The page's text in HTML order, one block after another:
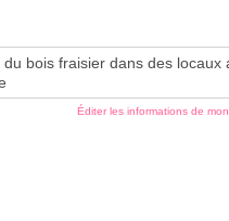
bois fraisier dans des locaux
Éditer les informations de